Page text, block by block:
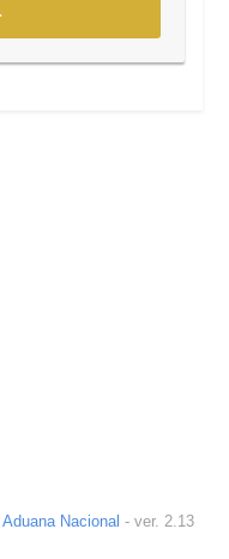
Aduana Nacional - ver. 2.13